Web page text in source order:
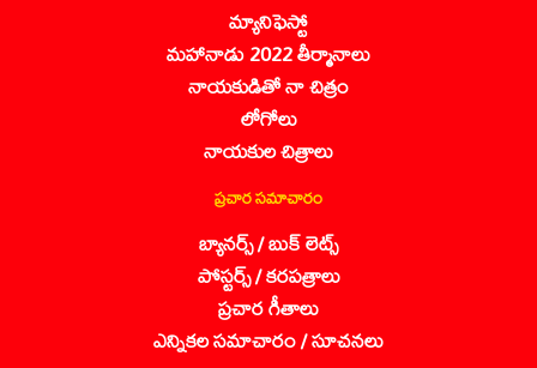
మ్యానిఫెస్టో
మహానాడు 2022 తీర్మానాలు
నాయకుడితో నా చిత్రం
లోగోలు
నాయకుల చిత్రాలు
ప్రచార సమాచారం
బ్యానర్స్ / బుక్ లెట్స్
పోస్టర్స్ / కరపత్రాలు
ప్రచార గీతాలు
ఎన్నికల సమాచారం / సూచనలు